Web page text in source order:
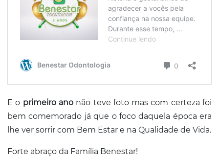
E o primeiro anonão teve foto mas com certeza foi
bem comemorado já que o foco daquela época era
lhe ver sorrir com Bem Estar e na Qualidade de Vida.
Forte abraço da Família Benestar!